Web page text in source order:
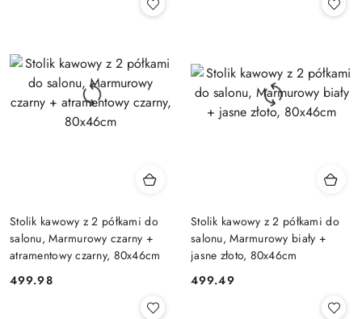
Stolik kawowy z 2 półkami do
salonu, Marmurowy czarny +
atramentowy czarny, 80x46cm
Cena:
499.98
Stolik kawowy z 2 półkami do
salonu, Marmurowy biały +
jasne złoto, 80x46cm
Cena:
499.49